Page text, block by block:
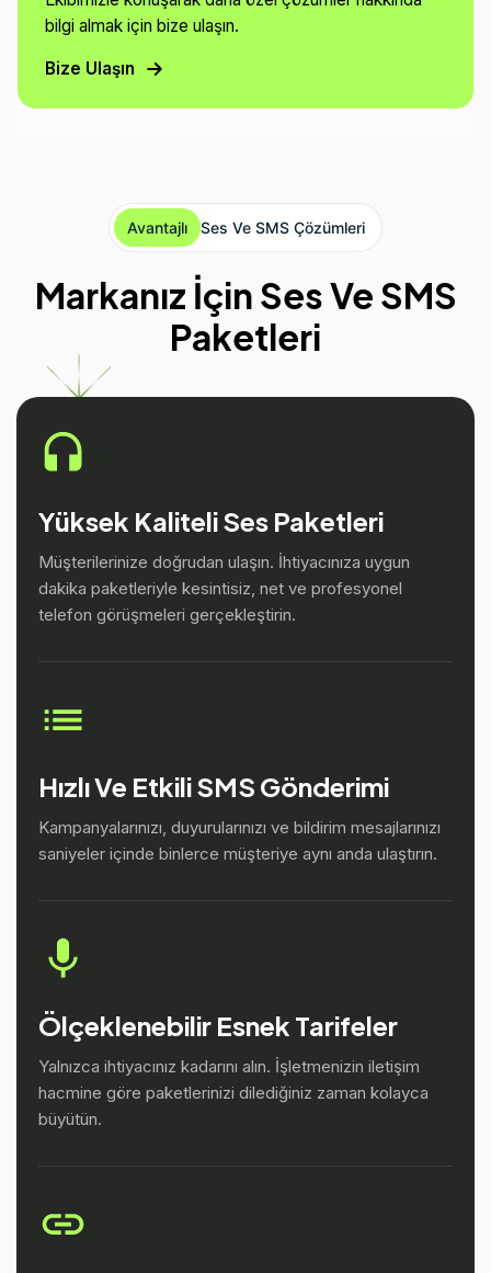
bilgi almak için bize ulaşın.
Bize Ulaşın
Avantajlı Ses Ve SMS Çözümleri
Markanız İçin Ses Ve SMS
Paketleri
Yüksek Kaliteli Ses Paketleri
Müşterilerinize doğrudan ulaşın. İhtiyacınıza uygun
dakika paketleriyle kesintisiz, net ve profesyonel
telefon görüşmeleri gerçekleştirin.
Hızlı Ve Etkili SMS Gönderimi
Kampanyalarınızı, duyurularınızı ve bildirim mesajlarınızı
saniyeler içinde binlerce müşteriye aynı anda ulaştırın.
Ölçeklenebilir Esnek Tarifeler
Yalnızca ihtiyacınız kadarını alın. İşletmenizin iletişim
hacmine göre paketlerinizi dilediğiniz zaman kolayca
büyütün.